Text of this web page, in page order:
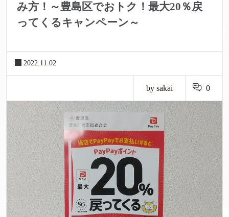
み方！～豊島区でおトク！最大20％戻
ってくるキャンペーン～
2022.11.02
by sakai 0